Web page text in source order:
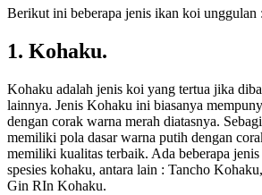
Berikut ini beberapa jenis ikan koi unggulan :
1. Kohaku.
Kohaku adalah jenis koi yang tertua jika
lainnya. Jenis Kohaku ini biasanya
dengan corak warna merah diatasnya.
memiliki pola dasar warna putih dengan
memiliki kualitas terbaik. Ada beberapa
spesies kohaku, antara lain : Tancho
Gin RIn Kohaku.